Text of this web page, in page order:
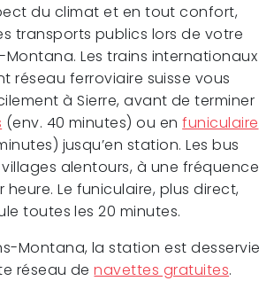
du climat et en tout confort,
transports publics lors de votre
Montana. Les trains internationaux
réseau ferroviaire suisse vous
à Sierre, avant de terminer
(env. 40 minutes) ou enfuniculaire
jusqu’en station. Les bus
alentours, à une fréquence
heure. Le funiculaire, plus direct,
toutes les 20 minutes.
Montana, la station est desservie
réseau denavettes gratuites.